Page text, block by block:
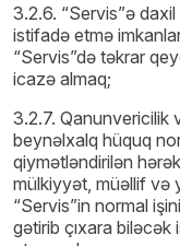
3.2.6. “Servis”ə
istifadə etmə
“Servis”də təkrar
icazə almaq;
3.2.7. Qanunvericilik
beynəlxalq hüquq
qiymətləndirilən
mülkiyyət, müəllif və
“Servis”in normal
gətirib çıxara